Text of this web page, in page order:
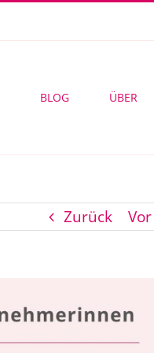
BLOG ÜBER
Zurück Vor